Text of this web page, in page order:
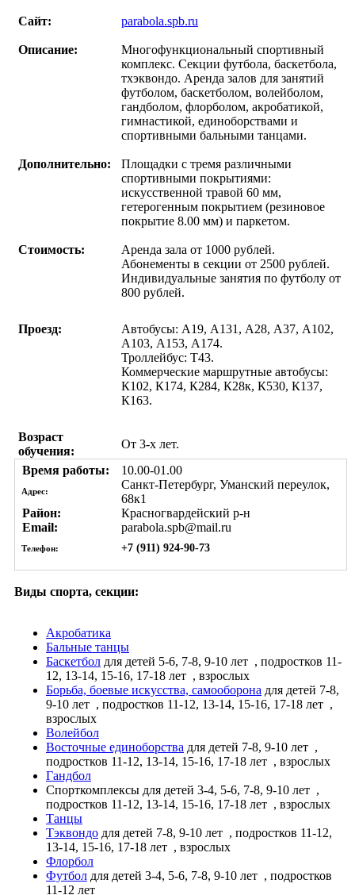
Сайт: parabola.spb.ru
Описание:
Многофункциональный спортивный
комплекс. Секции футбола, баскетбола,
тхэквондо. Аренда залов для занятий
футболом, баскетболом, волейболом,
гандболом, флорболом, акробатикой,
гимнастикой, единоборствами и
спортивными бальными танцами.
Дополнительно:
Площадки с тремя различными
спортивными покрытиями:
искусственной травой 60 мм,
гетерогенным покрытием (резиновое
покрытие 8.00 мм) и паркетом.
Стоимость:
Аренда зала от 1000 рублей.
Абонементы в секции от 2500 рублей.
Индивидуальные занятия по футболу от
800 рублей.
Проезд:
Автобусы: А19, А131, А28, А37, А102,
А103, А153, А174.
Троллейбус: Т43.
Коммерческие маршрутные автобусы:
К102, К174, К284, К28к, К530, К137,
К163.
Возраст
обучения:
От 3-х лет.
Время работы:
10.00-01.00
Адрес:
Санкт-Петербург, Уманский переулок,
68к1
Район:
Красногвардейский р-н
Email:
parabola.spb@mail.ru
Телефон: +7 (911) 924-90-73
Виды спорта, секции:
Акробатика
Бальные танцы
Баскетбол для детей 5-6, 7-8, 9-10 лет , подростков 11-
12, 13-14, 15-16, 17-18 лет , взрослых
Борьба, боевые искусства, самооборона для детей 7-8,
9-10 лет , подростков 11-12, 13-14, 15-16, 17-18 лет ,
взрослых
Волейбол
Восточные единоборства для детей 7-8, 9-10 лет ,
подростков 11-12, 13-14, 15-16, 17-18 лет , взрослых
Гандбол
Спорткомплексы для детей 3-4, 5-6, 7-8, 9-10 лет ,
подростков 11-12, 13-14, 15-16, 17-18 лет , взрослых
Танцы
Тэквондо для детей 7-8, 9-10 лет , подростков 11-12,
13-14, 15-16, 17-18 лет , взрослых
Флорбол
Футбол для детей 3-4, 5-6, 7-8, 9-10 лет , подростков
11-12 лет